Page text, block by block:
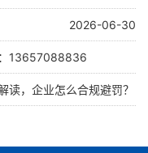
2026-07-12
2026-06-30
13657088836
2026-06-28
读，企业怎么合规避罚？